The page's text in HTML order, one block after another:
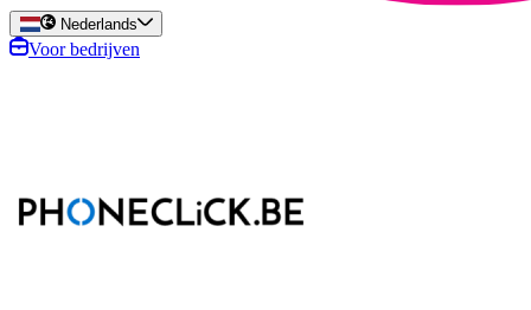
Nederlands
Voor bedrijven